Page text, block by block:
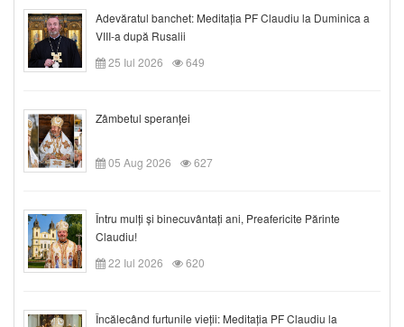
Adevăratul banchet: Meditația PF Claudiu la Duminica a
VIII-a după Rusalii
25 Iul 2026
649
Zâmbetul speranței
05 Aug 2026 627
Întru mulți și binecuvântați ani, Preafericite Părinte
Claudiu!
22 Iul 2026
620
Încălecând furtunile vieții: Meditația PF Claudiu la